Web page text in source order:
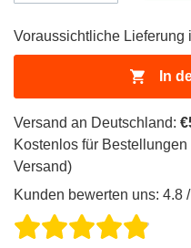
verringern
ProductDrop
erhöhen
ProductDrop
Voraussichtliche Lieferung
In
Versand an Deutschland:
Kostenlos für Bestellungen
Versand)
Kunden bewerten uns: 4.8